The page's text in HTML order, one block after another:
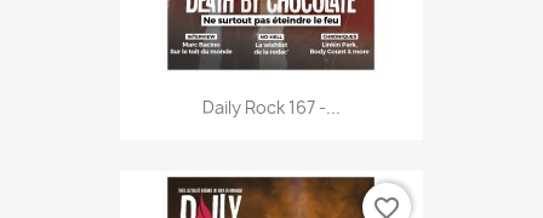
Daily Rock 167 -...
favorite_border